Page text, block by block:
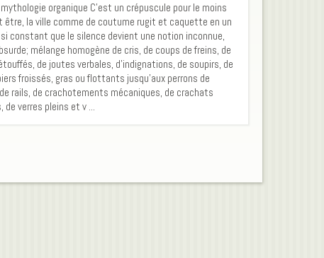
organique C’est un crépuscule pour le moins
être, la ville comme de coutume rugit et caquette en un
constant que le silence devient une notion inconnue,
mélange homogène de cris, de coups de freins, de
de joutes verbales, d’indignations, de soupirs, de
froissés, gras ou flottants jusqu’aux perrons de
rails, de crachotements mécaniques, de crachats
de verres pleins et v ...